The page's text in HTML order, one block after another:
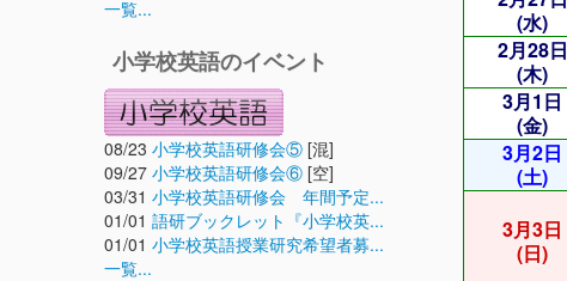
一覧...
小学校英語のイベント
08/23 小学校英語研修会⑤ [混]
09/27 小学校英語研修会⑥ [空]
03/31 小学校英語研修会 年間予定...
01/01 語研ブックレット『小学校英...
01/01 小学校英語授業研究希望者募...
一覧...
(水)
2月28日
(木)
3月1日
(金)
3月2日
(土)
3月3日
(日)